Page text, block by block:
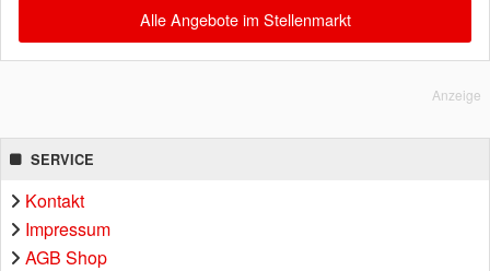
Alle Angebote im Stellenmarkt
Anzeige
SERVICE
Kontakt
Impressum
AGB Shop